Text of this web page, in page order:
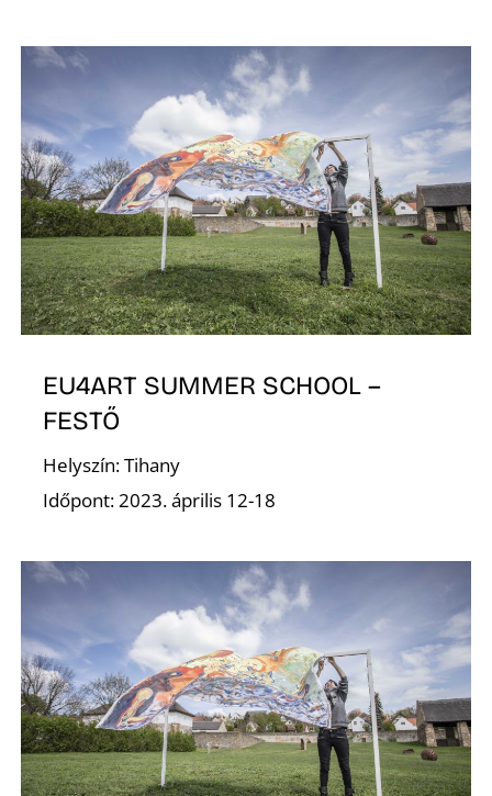
EU4ART SUMMER SCHOOL –
FESTŐ
Helyszín: Tihany
Időpont: 2023. április 12-18